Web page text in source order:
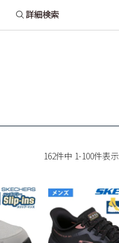
詳細検索
162件中 1-100件表示